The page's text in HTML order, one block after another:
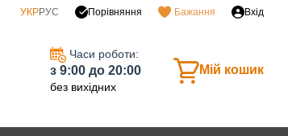
УКРРУС Порівняння Бажання Вхід
Часи роботи:
з 9:00 до 20:00
без вихідних
Мій кошик